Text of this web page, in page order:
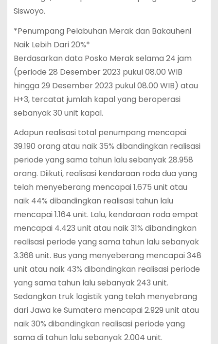
Siswoyo.
*Penumpang Pelabuhan Merak dan Bakauheni
Naik Lebih Dari 20%*
Berdasarkan data Posko Merak selama 24 jam
(periode 28 Desember 2023 pukul 08.00 WIB
hingga 29 Desember 2023 pukul 08.00 WIB) atau
H+3, tercatat jumlah kapal yang beroperasi
sebanyak 30 unit kapal.
Adapun realisasi total penumpang mencapai
39.190 orang atau naik 35% dibandingkan realisasi
periode yang sama tahun lalu sebanyak 28.958
orang. Diikuti, realisasi kendaraan roda dua yang
telah menyeberang mencapai 1.675 unit atau
naik 44% dibandingkan realisasi tahun lalu
mencapai 1.164 unit. Lalu, kendaraan roda empat
mencapai 4.423 unit atau naik 31% dibandingkan
realisasi periode yang sama tahun lalu sebanyak
3.368 unit. Bus yang menyeberang mencapai 348
unit atau naik 43% dibandingkan realisasi periode
yang sama tahun lalu sebanyak 243 unit.
Sedangkan truk logistik yang telah menyebrang
dari Jawa ke Sumatera mencapai 2.929 unit atau
naik 30% dibandingkan realisasi periode yang
sama di tahun lalu sebanyak 2.004 unit.